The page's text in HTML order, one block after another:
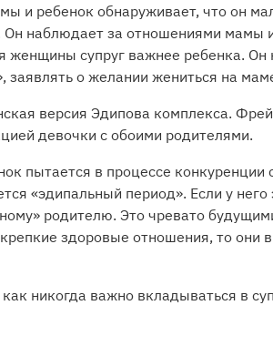
и ребенок обнаруживает, что он
наблюдает за отношениями мамы
супруг важнее ребенка. Он
заявлять о желании жениться на
версия Эдипова комплекса.
девочки с обоими родителями.
пытается в процессе конкуренции
«эдипальный период». Если у него
родителю. Это чревато
здоровые отношения, то они
никогда важно вкладываться в